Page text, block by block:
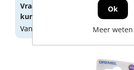
Vraag een
aan oflog in
kunnen zien.
Vandaag besteld, morgen geleverd
Ok
Meer weten